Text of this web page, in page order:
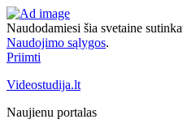
Naudodamiesi šia svetaine
Naudojimo sąlygos.
Priimti
Videostudija.lt
Naujienu portalas